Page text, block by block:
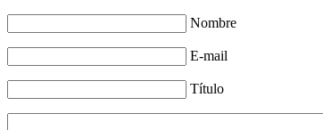
Nombre
E-mail
Título